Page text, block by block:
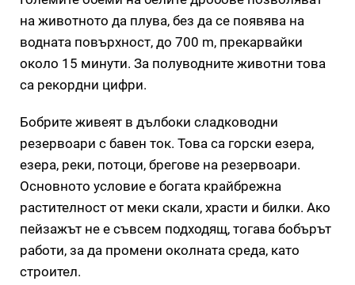
на животното да плува, без да се появява на
водната повърхност, до 700 m, прекарвайки
около 15 минути. За полуводните животни това
са рекордни цифри.
Бобрите живеят в дълбоки сладководни
резервоари с бавен ток. Това са горски езера,
езера, реки, потоци, брегове на резервоари.
Основното условие е богата крайбрежна
растителност от меки скали, храсти и билки. Ако
пейзажът не е съвсем подходящ, тогава бобърът
работи, за да промени околната среда, като
строител.